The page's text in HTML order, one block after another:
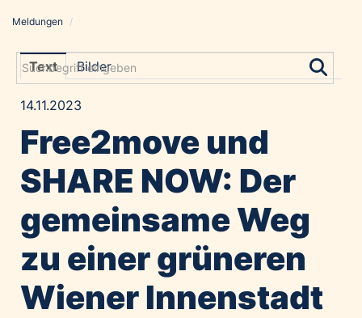
Grayling Agentur
Amadeus Austrian Music Awards
Bolt
Constantia Flexibles
Costa Kreuzfahrten
Coveris
Emirates
Expo 2025 Osaka
Meldungen /
Text Bilder
14.11.2023
Free2move und
SHARE NOW: Der
gemeinsame Weg
zu einer grüneren
Wiener Innenstadt